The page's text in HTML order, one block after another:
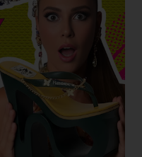
tradição que é
pelas artesãs do sertão
lançamento está na
cultural brasileira em um
sem perder a essência
clássico. É a
e a modernidade